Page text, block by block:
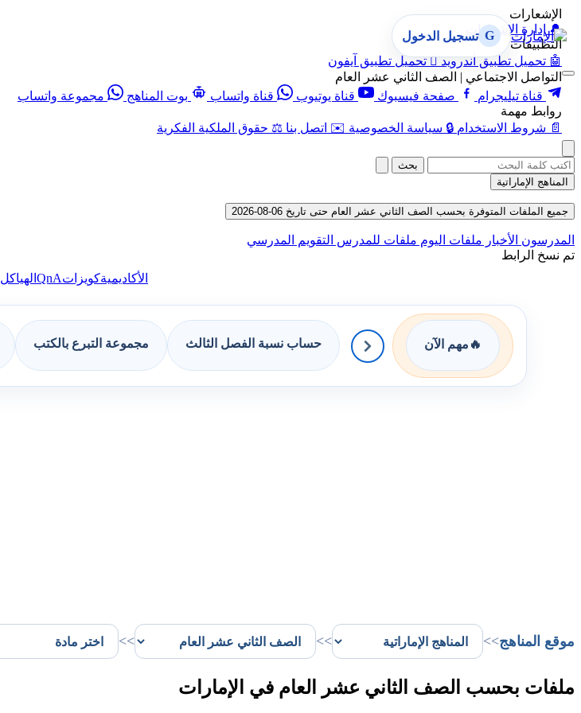
الإشعارات
🔔 إدارة الإشعارات
التطبيقات
🤖 تحميل تطبيق أندرويد  تحميل تطبيق آيفون
التواصل الاجتماعي | الصف الثاني عشر العام
قناة تيليجرام
صفحة فيسبوك قناة يوتيوب قناة واتساب بوت المناهج
مجموعة واتساب
روابط مهمة
📄 شروط الاستخدام 🔒 سياسة الخصوصية ✉️ اتصل بنا ⚖️ حقوق الملكية الفكرية
G تسجيل الدخول
بحث
المناهج الإماراتية
جميع الملفات المتوفرة بحسب الصف الثاني عشر العام حتى تاريخ 06-08-2026
المدرسون الأخبار ملفات اليوم ملفات للمدرس التقويم المدرسي
تم نسخ الرابط
الأكاديميةكويزاتQnA الهياكل
🔥 مهم الآن حساب نسبة الفصل الثالث مجموعة التبرع بالكتب
موقع المناهج>>
>>
>>
ملفات بحسب الصف الثاني عشر العام في الإمارات